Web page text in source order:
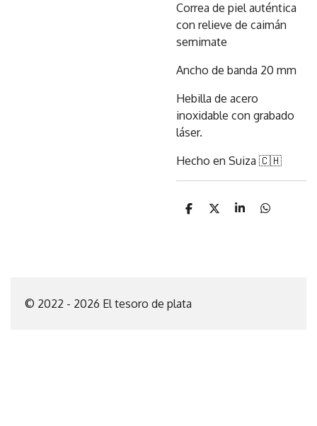
Correa de piel auténtica
con relieve de caimán
semimate
Ancho de banda 20 mm
Hebilla de acero
inoxidable con grabado
láser.
Hecho en Suiza 🇨🇭
C
r
C
C
C
© 2022 - 2026 El tesoro de plata